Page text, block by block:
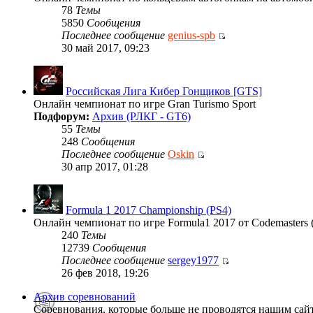
78 Темы
5850 Сообщения
Последнее сообщение genius-spb
30 май 2017, 09:23
Российская Лига Кибер Гонщиков [GTS]
Онлайн чемпионат по игре Gran Turismo Sport
Подфорум: Архив (РЛКГ - GT6)
55 Темы
248 Сообщения
Последнее сообщение Oskin
30 апр 2017, 01:28
Formula 1 2017 Championship (PS4)
Онлайн чемпионат по игре Formula1 2017 от Codemasters
240 Темы
12739 Сообщения
Последнее сообщение sergey1977
26 фев 2018, 19:26
Архив соревнований
Соревнования, которые больше не проводятся нашим